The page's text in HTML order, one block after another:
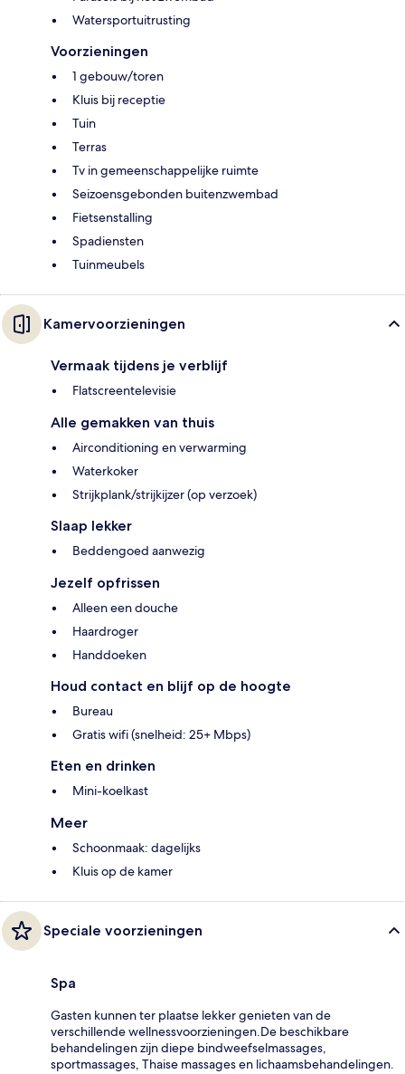
Watersportuitrusting
Voorzieningen
1 gebouw/toren
Kluis bij receptie
Tuin
Terras
Tv in gemeenschappelijke ruimte
Seizoensgebonden buitenzwembad
Fietsenstalling
Spadiensten
Tuinmeubels
Kamervoorzieningen
Vermaak tijdens je verblijf
Flatscreentelevisie
Alle gemakken van thuis
Airconditioning en verwarming
Waterkoker
Strijkplank/strijkijzer (op verzoek)
Slaap lekker
Beddengoed aanwezig
Jezelf opfrissen
Alleen een douche
Haardroger
Handdoeken
Houd contact en blijf op de hoogte
Bureau
Gratis wifi (snelheid: 25+ Mbps)
Eten en drinken
Mini-koelkast
Meer
Schoonmaak: dagelijks
Kluis op de kamer
Speciale voorzieningen
Spa
Gasten kunnen ter plaatse lekker genieten van de
verschillende wellnessvoorzieningen.De beschikbare
behandelingen zijn diepe bindweefselmassages,
sportmassages, Thaise massages en lichaamsbehandelingen.